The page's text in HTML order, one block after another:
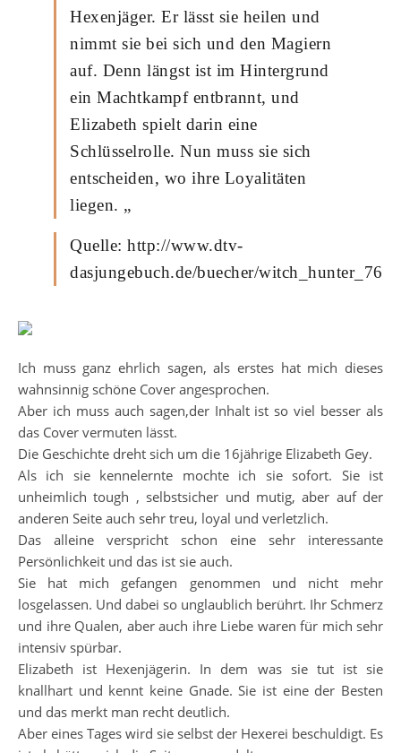
Hexenjäger. Er lässt sie heilen und
nimmt sie bei sich und den Magiern
auf. Denn längst ist im Hintergrund
ein Machtkampf entbrannt, und
Elizabeth spielt darin eine
Schlüsselrolle. Nun muss sie sich
entscheiden, wo ihre Loyalitäten
liegen. „
Quelle: http://www.dtv-
dasjungebuch.de/buecher/
Ich muss ganz ehrlich sagen, als erstes hat mich dieses
wahnsinnig schöne Cover angesprochen.
Aber ich muss auch sagen,der Inhalt ist so viel besser als
das Cover vermuten lässt.
Die Geschichte dreht sich um die 16jährige Elizabeth Gey.
Als ich sie kennelernte mochte ich sie sofort. Sie ist
unheimlich tough , selbstsicher und mutig, aber auf der
anderen Seite auch sehr treu, loyal und verletzlich.
Das alleine verspricht schon eine sehr interessante
Persönlichkeit und das ist sie auch.
Sie hat mich gefangen genommen und nicht mehr
losgelassen. Und dabei so unglaublich berührt. Ihr Schmerz
und ihre Qualen, aber auch ihre Liebe waren für mich sehr
intensiv spürbar.
Elizabeth ist Hexenjägerin. In dem was sie tut ist sie
knallhart und kennt keine Gnade. Sie ist eine der Besten
und das merkt man recht deutlich.
Aber eines Tages wird sie selbst der Hexerei beschuldigt. Es